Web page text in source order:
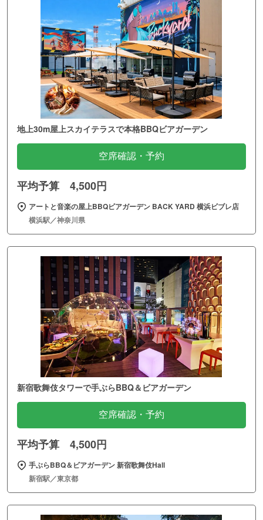
地上30m屋上スカイテラスで本格BBQビアガーデン
空席確認・予約
平均予算 4,500円
アートと音楽の屋上BBQビアガーデン BACK YARD 横浜ビブレ店
横浜駅／神奈川県
新宿歌舞伎タワーで手ぶらBBQ＆ビアガーデン
空席確認・予約
平均予算 4,500円
手ぶらBBQ＆ビアガーデン 新宿歌舞伎Hall
新宿駅／東京都